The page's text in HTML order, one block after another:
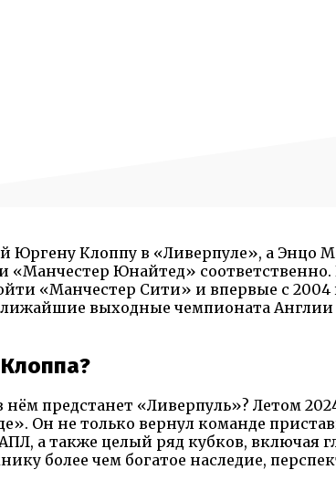
Юргену Клоппу в «Ливерпуле», а Энцо
Юнайтед» соответственно.
«Манчестер Сити» и впервые с 2004
выходные чемпионата
предстанет «Ливерпуль»? Летом
Он не только вернул команде
а также целый ряд кубков, включая
более чем богатое наследие,